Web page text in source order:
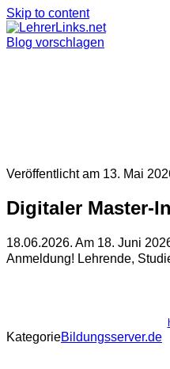
Skip to content
Blog vorschlagen
Veröffentlicht am 13. Mai
Digitaler Master-
18.06.2026. Am 18. Juni
Anmeldung! Lehrende,
KategorieBildungsserver.de